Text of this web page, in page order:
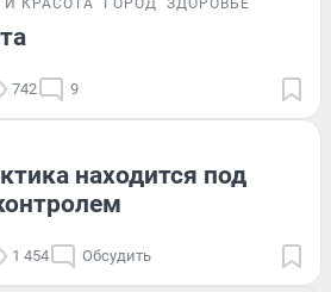
742 9
находится под
1 454 Обсудить